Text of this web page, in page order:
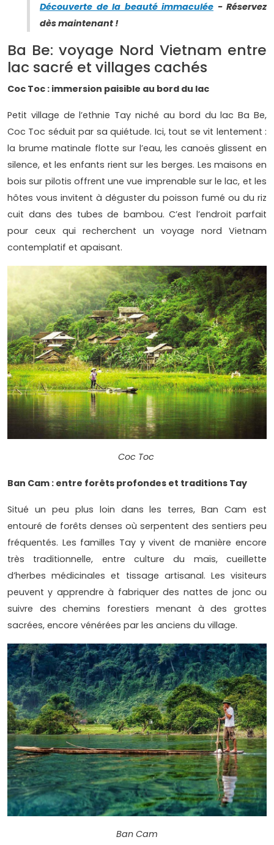
Découverte de la beauté immaculée - Réservez
dès maintenant !
Ba Be: voyage Nord Vietnam entre
lac sacré et villages cachés
Coc Toc : immersion paisible au bord du lac
Petit village de l’ethnie Tay niché au bord du lac Ba Be,
Coc Toc séduit par sa quiétude. Ici, tout se vit lentement :
la brume matinale flotte sur l’eau, les canoës glissent en
silence, et les enfants rient sur les berges. Les maisons en
bois sur pilotis offrent une vue imprenable sur le lac, et les
hôtes vous invitent à déguster du poisson fumé ou du riz
cuit dans des tubes de bambou. C’est l’endroit parfait
pour ceux qui recherchent un voyage nord Vietnam
contemplatif et apaisant.
Coc Toc
Ban Cam : entre forêts profondes et traditions Tay
Situé un peu plus loin dans les terres, Ban Cam est
entouré de forêts denses où serpentent des sentiers peu
fréquentés. Les familles Tay y vivent de manière encore
très traditionnelle, entre culture du maïs, cueillette
d’herbes médicinales et tissage artisanal. Les visiteurs
peuvent y apprendre à fabriquer des nattes de jonc ou
suivre des chemins forestiers menant à des grottes
sacrées, encore vénérées par les anciens du village.
Ban Cam